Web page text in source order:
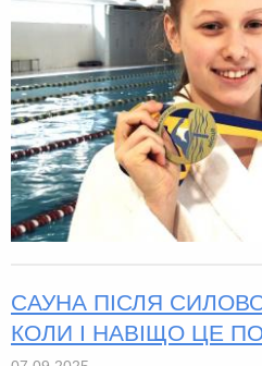
САУНА ПІСЛЯ
КОЛИ І НАВІЩО ЦЕ